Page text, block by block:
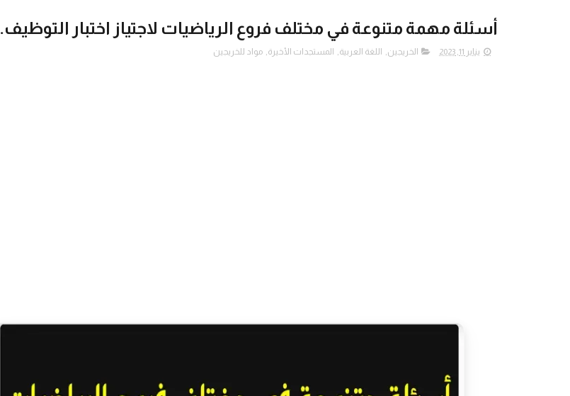
أسئلة مهمة متنوعة في مختلف فروع الرياضيات لاجتياز اختبار التوظيف.
يناير 11, 2023 الخريجين, اللغة العربية, المستجدات الأخيرة, مواد للخريجين